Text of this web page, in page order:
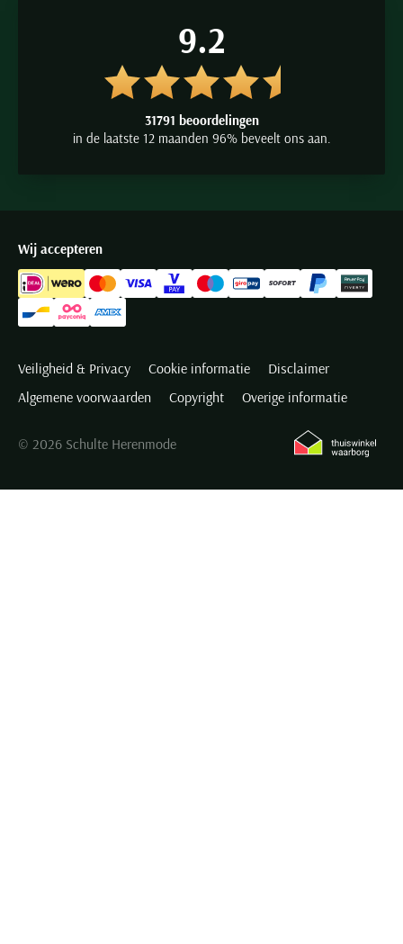
9.2
31791 beoordelingen
in de laatste 12 maanden 96% beveelt ons aan.
Wij accepteren
Veiligheid & Privacy Cookie informatie
Disclaimer
Algemene voorwaarden
Copyright Overige informatie
© 2026 Schulte Herenmode